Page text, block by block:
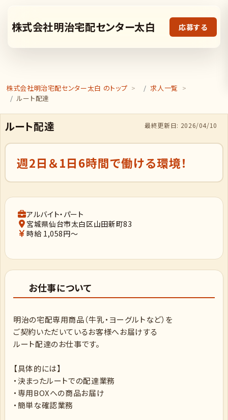
株式会社明治宅配センター太白 応募する
株式会社明治宅配センター太白 のトップ
求人一覧
ルート配達
最終更新日: 2026/04/10
ルート配達
週2日＆1日6時間で働ける環境！
アルバイト・パート
宮城県仙台市太白区山田新町83
時給 1,058円～
お仕事について
明治の宅配専用商品（牛乳・ヨーグルトなど）を
ご契約いただいているお客様へお届けする
ルート配達のお仕事です。
【具体的には】
・決まったルートでの配達業務
・専用BOXへの商品お届け
・簡単な確認業務